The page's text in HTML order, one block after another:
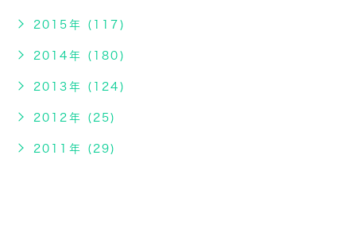
2015年 (117)
2014年 (180)
2013年 (124)
2012年 (25)
2011年 (29)